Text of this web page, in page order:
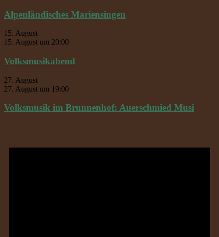
Alpenländisches Mariensingen
15. August
15. August um 20:00
Volksmusikabend
27. August
27. August um 19:00
Volksmusik im Brunnenhof: Auerschmied Musi